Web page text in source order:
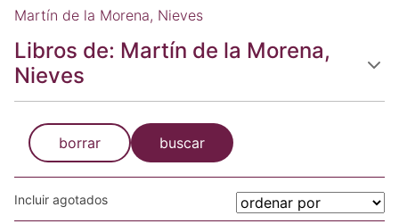
Martín de la Morena, Nieves
Libros de: Martín de la Morena,
Nieves
borrar buscar
Incluir agotados